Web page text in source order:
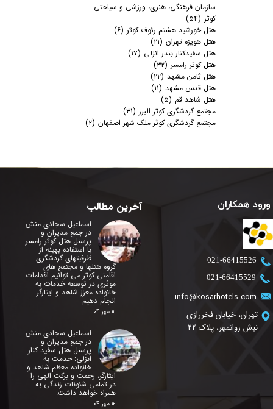
سازمان فرهنگی، هنری، ورزشی و سیاحتی
کوثر (۵۴)
هتل خورشید هشتم رئوف کوثر (۶)
هتل هویزه تهران (۲۱)
هتل سفیدکنار بندر انزلی (۱۷)
هتل کوثر رامسر (۳۲)
هتل ثامن مشهد (۲۲)
هتل قدس مشهد (۱۱)
هتل شاهد قم (۵)
مجتمع گردشگری کوثر البرز (۳۱)
مجتمع گردشگری کوثر ملک شهر اصفهان (۲)
info@kosarhotels.com
تهران، خیابان فخررازی
نبش روانمهر، پلاک 22
​021-66415526
​021-66415529
آخرین مطالب
اسماعیل سجادی منش
در جمع مدیران و
پرسنل هتل کوثر رامسر:
با استفاده بهینه از
ظرفیتهای گردشگری
گروه هتلها و مجتمع های
اقامتی کوثر می توانیم اقدامات
موثری در توسعه خدمات به
خانواده معزز شاهد و ایثارگر
انجام دهیم
۱۲ مهر ۰۴
اسماعیل سجادی منش
در جمع مدیران و
پرسنل هتل سفید کنار
انزلی: خدمت به
خانواده معظم شاهد و
ایثارگر، رحمت و برکت الهی را
در تمامی شئونات زندگی به
همراه خواهد داشت.
۱۲ مهر ۰۴
ورود همکاران